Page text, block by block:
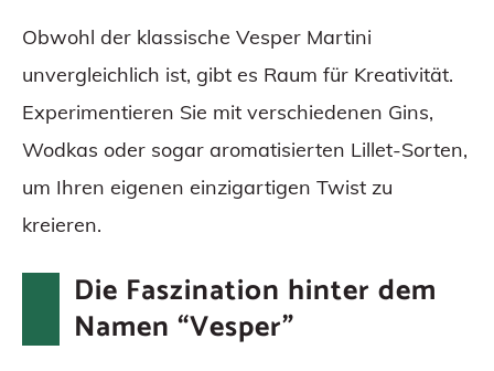
Obwohl der klassische Vesper Martini
unvergleichlich ist, gibt es Raum für Kreativität.
Experimentieren Sie mit verschiedenen Gins,
Wodkas oder sogar aromatisierten Lillet-Sorten,
um Ihren eigenen einzigartigen Twist zu
kreieren.
Die Faszination hinter dem
Namen “Vesper”